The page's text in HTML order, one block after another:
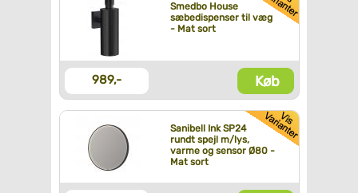
Smedbo House
sæbedispenser til væg
- Mat sort
989,- Køb
Sanibell Ink SP24
rundt spejl m/lys,
varme og sensor Ø80 -
Mat sort